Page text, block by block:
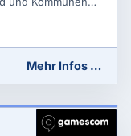
Mehr Infos …